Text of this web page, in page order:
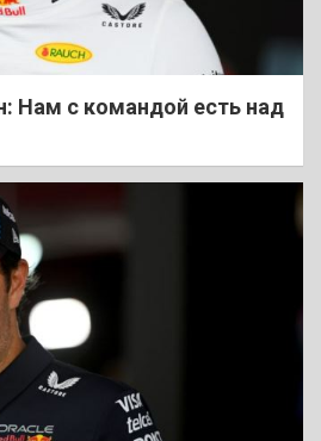
Нам с командой есть над